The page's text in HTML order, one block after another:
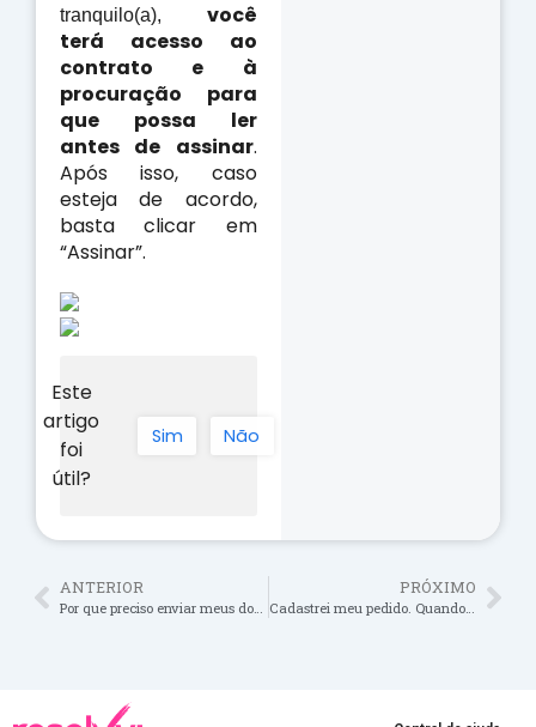
tranquilo(a),
você
terá acesso ao
contrato e à
procuração para
que possa ler
antes de assinar.
Após isso, caso
esteja de acordo,
basta clicar em
“Assinar”.
Este
artigo
foi
útil?
Sim Não
ANTERIOR
Por que preciso enviar meus documentos pessoais?
PRÓXIMO
Cadastrei meu pedido. Quando terei um retorno sobre meu problema?